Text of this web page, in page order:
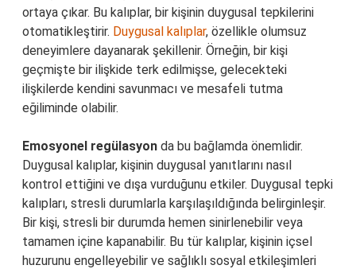
ortaya çıkar. Bu kalıplar, bir kişinin duygusal tepkilerini
otomatikleştirir. Duygusal kalıplar, özellikle olumsuz
deneyimlere dayanarak şekillenir. Örneğin, bir kişi
geçmişte bir ilişkide terk edilmişse, gelecekteki
ilişkilerde kendini savunmacı ve mesafeli tutma
eğiliminde olabilir.
Emosyonel regülasyon da bu bağlamda önemlidir.
Duygusal kalıplar, kişinin duygusal yanıtlarını nasıl
kontrol ettiğini ve dışa vurduğunu etkiler. Duygusal tepki
kalıpları, stresli durumlarla karşılaşıldığında belirginleşir.
Bir kişi, stresli bir durumda hemen sinirlenebilir veya
tamamen içine kapanabilir. Bu tür kalıplar, kişinin içsel
huzurunu engelleyebilir ve sağlıklı sosyal etkileşimleri